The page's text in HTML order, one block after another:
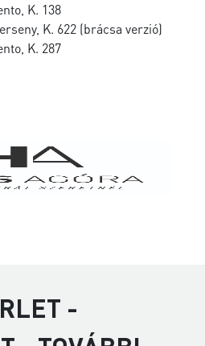
K. 138
K. 622 (brácsa verzió)
K. 287
-